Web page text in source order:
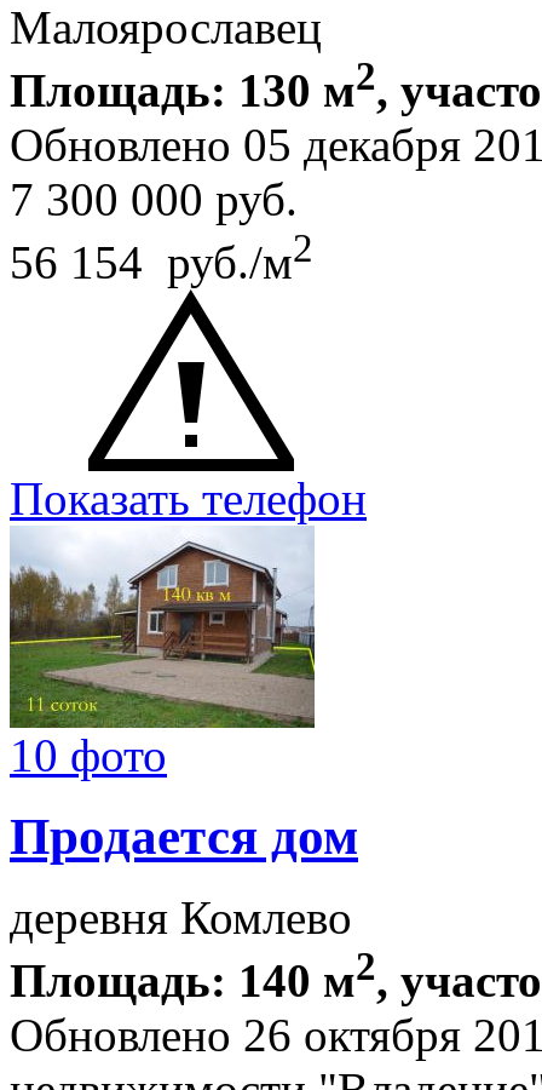
Малоярославец
Площадь: 130 м2,
Обновлено 05 декабря
7 300 000 руб.
56 154 руб./м2
Показать телефон
10 фото
Продается дом
деревня Комлево
Площадь: 140 м2,
Обновлено 26 октября